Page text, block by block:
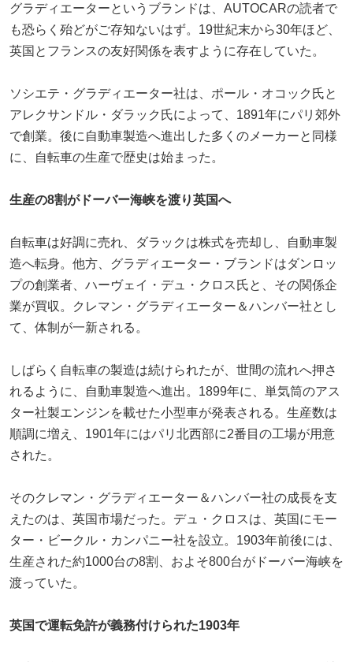
グラディエーターというブランドは、AUTOCARの読者で
も恐らく殆どがご存知ないはず。19世紀末から30年ほど、
英国とフランスの友好関係を表すように存在していた。
ソシエテ・グラディエーター社は、ポール・オコック氏と
アレクサンドル・ダラック氏によって、1891年にパリ郊外
で創業。後に自動車製造へ進出した多くのメーカーと同様
に、自転車の生産で歴史は始まった。
生産の8割がドーバー海峡を渡り英国へ
自転車は好調に売れ、ダラックは株式を売却し、自動車製
造へ転身。他方、グラディエーター・ブランドはダンロッ
プの創業者、ハーヴェイ・デュ・クロス氏と、その関係企
業が買収。クレマン・グラディエーター＆ハンバー社とし
て、体制が一新される。
しばらく自転車の製造は続けられたが、世間の流れへ押さ
れるように、自動車製造へ進出。1899年に、単気筒のアス
ター社製エンジンを載せた小型車が発表される。生産数は
順調に増え、1901年にはパリ北西部に2番目の工場が用意
された。
そのクレマン・グラディエーター＆ハンバー社の成長を支
えたのは、英国市場だった。デュ・クロスは、英国にモー
ター・ビークル・カンパニー社を設立。1903年前後には、
生産された約1000台の8割、およそ800台がドーバー海峡を
渡っていた。
英国で運転免許が義務付けられた1903年